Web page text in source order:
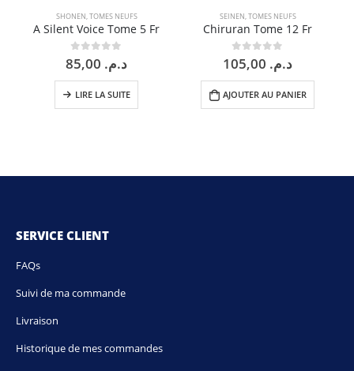
SHONEN,TOMES NEUFS
A Silent Voice Tome 5 Fr
0sur 5د.م.
LIRE LA SUITE
SEINEN,TOMES NEUFS
Chiruran Tome 12 Fr
0 sur 5د.م.
AJOUTER AU PANIER
SERVICE CLIENT
FAQs
Suivi de ma commande
Livraison
Historique de mes commandes